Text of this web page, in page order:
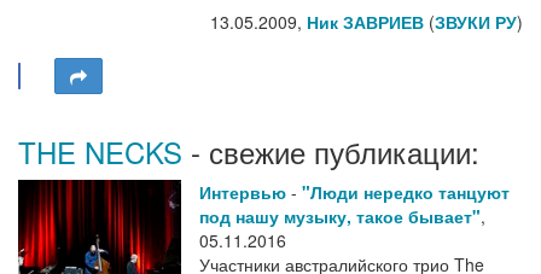
13.05.2009, Ник ЗАВРИЕВ (ЗВУКИ РУ)
THE NECKS - свежие публикации:
Интервью - "Люди нередко танцуют
под нашу музыку, такое бывает",
05.11.2016
Участники австралийского трио The